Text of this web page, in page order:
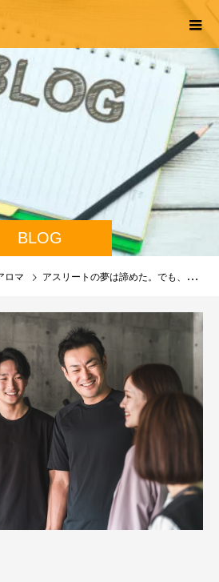
BLOG
ロマ アスリートの夢は諦めた。でも、スポーツに関わり続ける「もう一つの道」がある。